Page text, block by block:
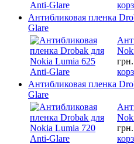
Антибликовая пленка
Glare
грн.
Антибликовая пленка
Glare
грн.